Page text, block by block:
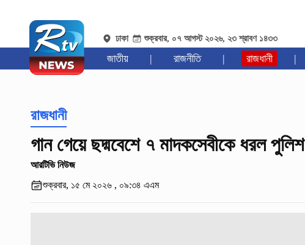
ঢাকা শুক্রবার, ০৭ আগস্ট ২০২৬, ২৩ শ্রাবণ ১৪৩৩
জাতীয় | রাজনীতি | রাজধানী |
রাজধানী
গান গেয়ে ছদ্মবেশে ৭ মাদকসেবীকে ধরল পুলিশ
আরটিভি নিউজ
শুক্রবার, ১৫ মে ২০২৬ , ০৯:৩৪ এএম